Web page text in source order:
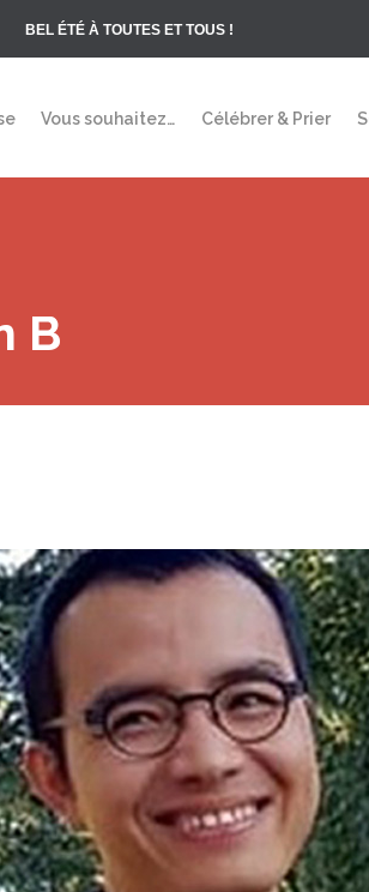
BEL ÉTÉ À TOUTES ET TOUS !
Vous souhaitez… Célébrer & Prier
B